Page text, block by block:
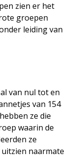
zien er het
groepen
leiding van
van nul tot en
van 154
ze die
waarin de
ze
naarmate